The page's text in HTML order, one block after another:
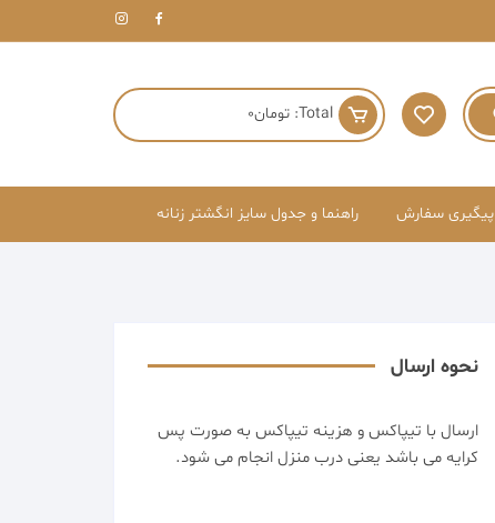
Total: تومان0
پیگیری سفارش راهنما و جدول سایز انگشتر زنانه
نحوه ارسال
ارسال با تیپاکس و هزینه تیپاکس به صورت پس
کرایه می باشد یعنی درب منزل انجام می شود.